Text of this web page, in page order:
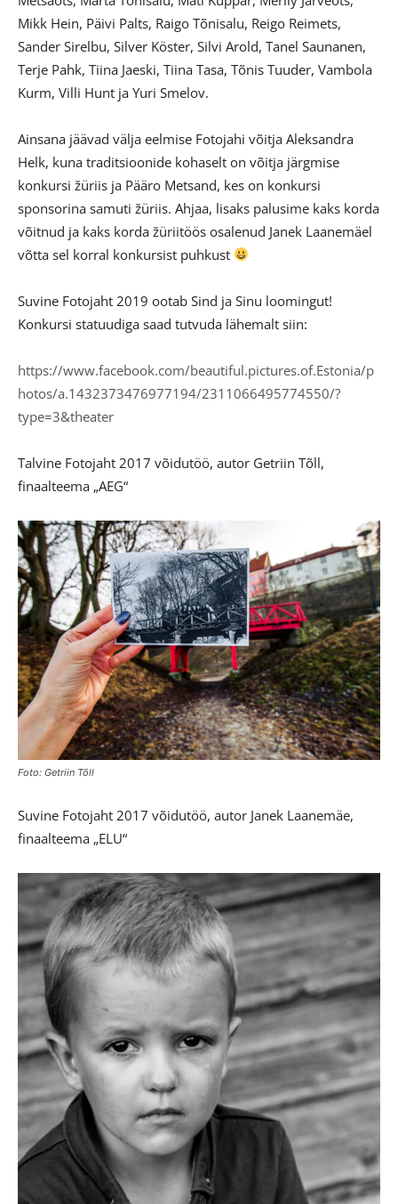
Mikk Hein, Päivi Palts, Raigo Tõnisalu, Reigo Reimets,
Sander Sirelbu, Silver Köster, Silvi Arold, Tanel Saunanen,
Terje Pahk, Tiina Jaeski, Tiina Tasa, Tõnis Tuuder, Vambola
Kurm, Villi Hunt ja Yuri Smelov.
Ainsana jäävad välja eelmise Fotojahi võitja Aleksandra
Helk, kuna traditsioonide kohaselt on võitja järgmise
konkursi žüriis ja Pääro Metsand, kes on konkursi
sponsorina samuti žüriis. Ahjaa, lisaks palusime kaks korda
võitnud ja kaks korda žüriitöös osalenud Janek Laanemäel
võtta sel korral konkursist puhkust
Suvine Fotojaht 2019 ootab Sind ja Sinu loomingut!
Konkursi statuudiga saad tutvuda lähemalt siin:
https://www.facebook.com/beautiful.pictures.of.Estonia/p
hotos/a.1432373476977194/2311066495774550/?
type=3&theater
Talvine Fotojaht 2017 võidutöö, autor Getriin Tõll,
finaalteema „AEG“
Foto: Getriin Tõll
Suvine Fotojaht 2017 võidutöö, autor Janek Laanemäe,
finaalteema „ELU“